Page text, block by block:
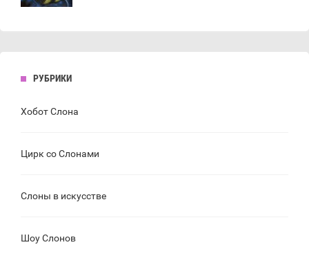
РУБРИКИ
Хобот Слона
Цирк со Слонами
Слоны в искусстве
Шоу Слонов